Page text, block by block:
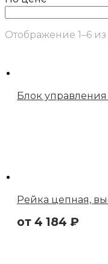
Отображение 1–6 из
Блок управления
Рейка цепная,
от 4 184 ₽